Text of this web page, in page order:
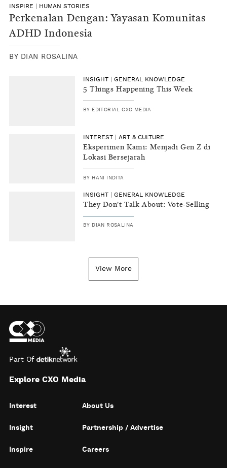
INSPIRE | HUMAN STORIES
Perkenalan Dengan: Yayasan Komunitas
ADHD Indonesia
BY DIAN ROSALINA
INSIGHT | GENERAL KNOWLEDGE
5 Things Happening This Week
BY EDITORIAL CXO MEDIA
INTEREST | ART & CULTURE
Eksperimen Kami: Menjadi Gen Z di
Lokasi Bersejarah
BY HANI INDITA
INSIGHT | GENERAL KNOWLEDGE
They Don't Talk About: Vote-Selling
BY DIAN ROSALINA
View More
Part Of
Explore CXO Media
Interest
Insight
Inspire
About Us
Partnership / Advertise
Careers